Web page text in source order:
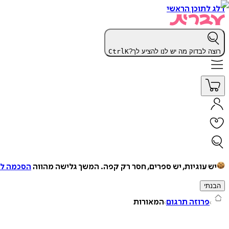
דלג לתוכן הראשי
רוצה לבדוק מה יש לנו להציע לך? CtrlK
יש עוגיות, יש ספרים, חסר רק קפה. המשך גלישה מהווה הסכמה
הבנתי
פרוזה תרגום המאורות